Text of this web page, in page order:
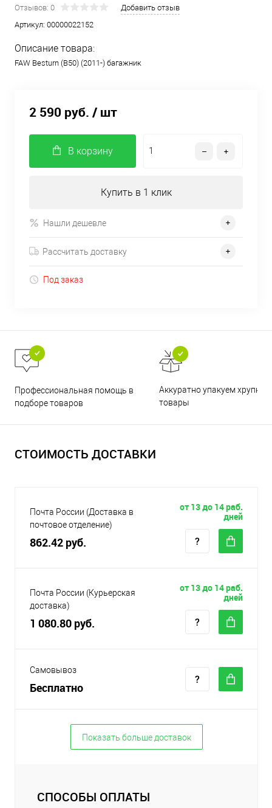
Отзывов: 0
Добавить отзыв
Артикул: 00000022152
Описание товара:
FAW Besturn (B50) (2011-) багажник
2 590 руб. / шт
В корзину
Купить в 1 клик
Нашли дешевле
Рассчитать доставку
Под заказ
Профессиональная помощь в
подборе товаров
Аккуратно упакуем хрупкие
товары
СТОИМОСТЬ ДОСТАВКИ
Почта России (Доставка в
почтовое отделение)
862.42 руб.
от 13 до 14 раб.
дней
Почта России (Курьерская
доставка)
1 080.80 руб.
от 13 до 14 раб.
дней
Самовывоз
Бесплатно
Показать больше доставок
СПОСОБЫ ОПЛАТЫ